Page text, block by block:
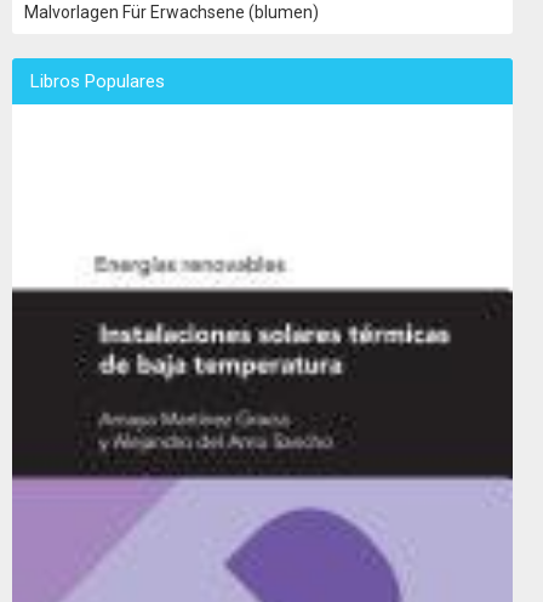
Malvorlagen Für Erwachsene (blumen)
Libros Populares